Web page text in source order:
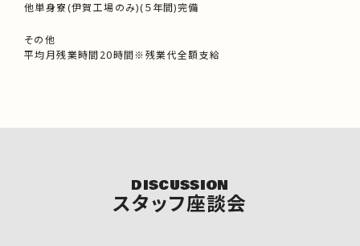
他単身寮(伊賀工場のみ)(５年間)完備
その他
平均月残業時間20時間※残業代全額支給
DISCUSSION
スタッフ座談会